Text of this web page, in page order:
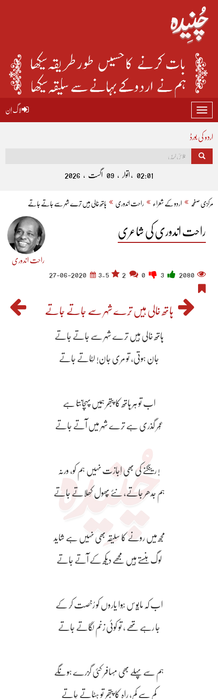
Toggle
اردو کی بورڈ
02:01 , اتوار , 09 اگست , 2026
مرکزی صفحہ اردو کے شعراء راحت اندوری ہاتھ خالی ہیں تِرے شہر سے جاتے جاتے
راحت اندوری کی شاعری
راحت اندوری
2080
3.5
27-06-2020
ہاتھ خالی ہیں تِرے شہر سے جاتے جاتے
ہاتھ خالی ہیں تِرے شہر سے جاتے جاتے
جان ہوتی، تو مِری جان! لُٹاتے جاتے
اب تو ہر ہاتھ کا پتّھر ہَمَیں پہچانتا ہے
عُمر گذری ہے تِرے شہر میں آتے جاتے
رینگنے کی بھی اِجازت نہیں ہم کو، ورنہ !
ہم جِدھر جاتے، نئے پُھول کِھلاتے جاتے
مجھ میں رونے کا سلیقہ بھی نہیں ہے شاید
لوگ ہنستے ہیں مجھے دیکھ کے آتے جاتے
اب کہ مایُوس ہُوا یاروں کو رُخصت کر کے
جا رہے تھے ، تو کوئی زخم لگاتے جاتے
ہم سے پہلے بھی مُسافر کئی گزرے ہونگے
کم سے کم، راہ کا پتّھر تو ہٹاتے جاتے